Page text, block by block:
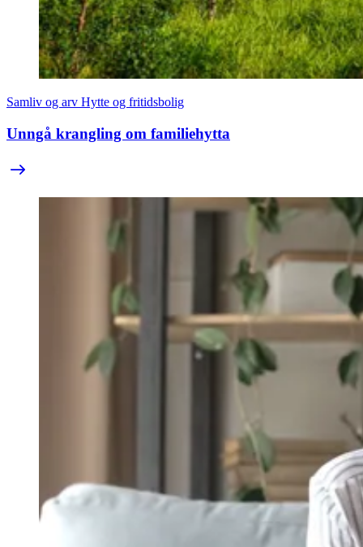
Samliv og arv Hytte og fritidsbolig
Unngå krangling om familiehytta